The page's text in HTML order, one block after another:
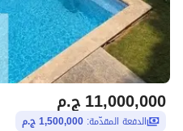
ج.م11,000,000
الدفعة المقدّمة: 1,500,000 ج.م